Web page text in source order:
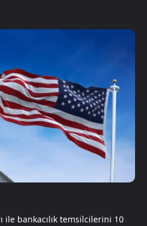
ile bankacılık temsilcilerini 10